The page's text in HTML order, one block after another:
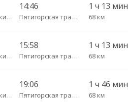
Новомихайловский пгт АС
14:46
Пятигорская трасса
1 ч 13 мин
68 км
Новомихайловский пгт АС
15:58
Пятигорская трасса
1 ч 13 мин
68 км
Новомихайловский пгт АС
19:06
Пятигорская трасса
1 ч 46 мин
68 км